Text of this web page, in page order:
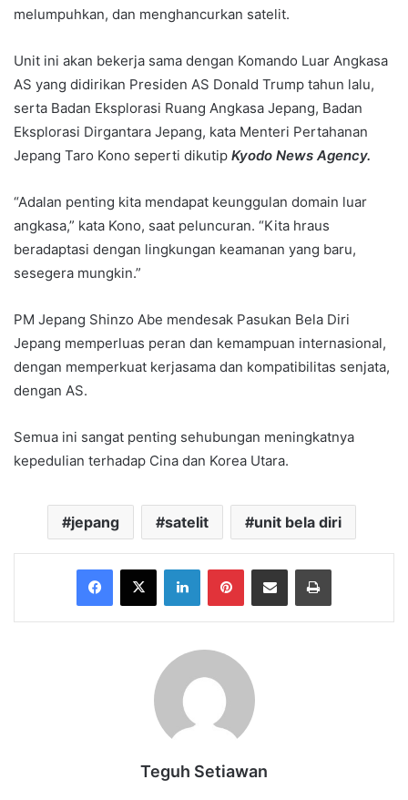
melumpuhkan, dan menghancurkan satelit.
Unit ini akan bekerja sama dengan Komando Luar Angkasa
AS yang didirikan Presiden AS Donald Trump tahun lalu,
serta Badan Eksplorasi Ruang Angkasa Jepang, Badan
Eksplorasi Dirgantara Jepang, kata Menteri Pertahanan
Jepang Taro Kono seperti dikutip Kyodo News Agency.
“Adalan penting kita mendapat keunggulan domain luar
angkasa,” kata Kono, saat peluncuran. “Kita hraus
beradaptasi dengan lingkungan keamanan yang baru,
sesegera mungkin.”
PM Jepang Shinzo Abe mendesak Pasukan Bela Diri
Jepang memperluas peran dan kemampuan internasional,
dengan memperkuat kerjasama dan kompatibilitas senjata,
dengan AS.
Semua ini sangat penting sehubungan meningkatnya
kepedulian terhadap Cina dan Korea Utara.
jepang satelit unit bela diri
Facebook
X LinkedInPinterestShare via Email Print
Teguh Setiawan